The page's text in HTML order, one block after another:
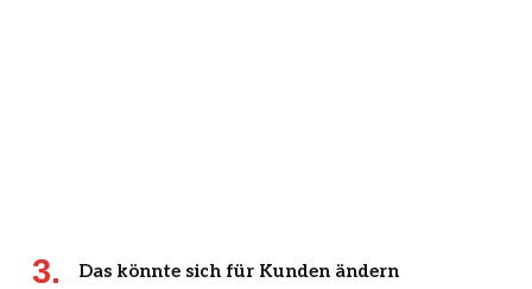
Das könnte sich für Kunden ändern